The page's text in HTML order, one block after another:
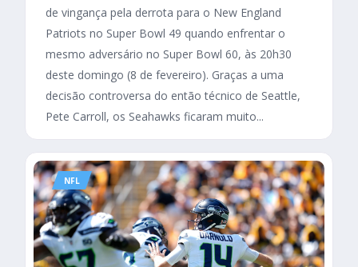
de vingança pela derrota para o New England
Patriots no Super Bowl 49 quando enfrentar o
mesmo adversário no Super Bowl 60, às 20h30
deste domingo (8 de fevereiro). Graças a uma
decisão controversa do então técnico de Seattle,
Pete Carroll, os Seahawks ficaram muito...
NFL